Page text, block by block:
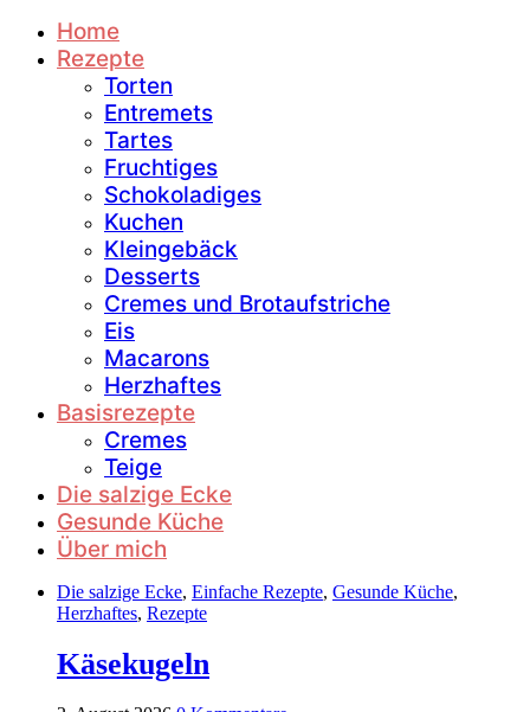
Home
Rezepte
Torten
Entremets
Tartes
Fruchtiges
Schokoladiges
Kuchen
Kleingebäck
Desserts
Cremes und Brotaufstriche
Eis
Macarons
Herzhaftes
Basisrezepte
Cremes
Teige
Die salzige Ecke
Gesunde Küche
Über mich
Die salzige Ecke, Einfache Rezepte, Gesunde Küche,
Herzhaftes, Rezepte
Käsekugeln